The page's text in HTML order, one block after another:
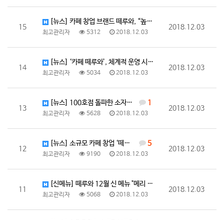
15
[뉴스] 카페 창업 브랜드 떼루와, “높은 수익성으로 …
최고관리자 5312 2018.12.03
2018.12.03
14
[뉴스] ‘카페 떼루와’, 체계적 운영 시스템의 여성 …
최고관리자 5034 2018.12.03
2018.12.03
13
1
[뉴스] 100호점 돌파한 소자본 프랜차이즈 창업 아이…
최고관리자 5628 2018.12.03
2018.12.03
12
5
[뉴스] 소규모 카페 창업 ‘떼루와’에서 말하는 안정적…
최고관리자 9190 2018.12.03
2018.12.03
11
[신메뉴] 떼루와 12월 신 메뉴 "메리 크리스마스 뱅…
최고관리자 5068 2018.12.03
2018.12.03